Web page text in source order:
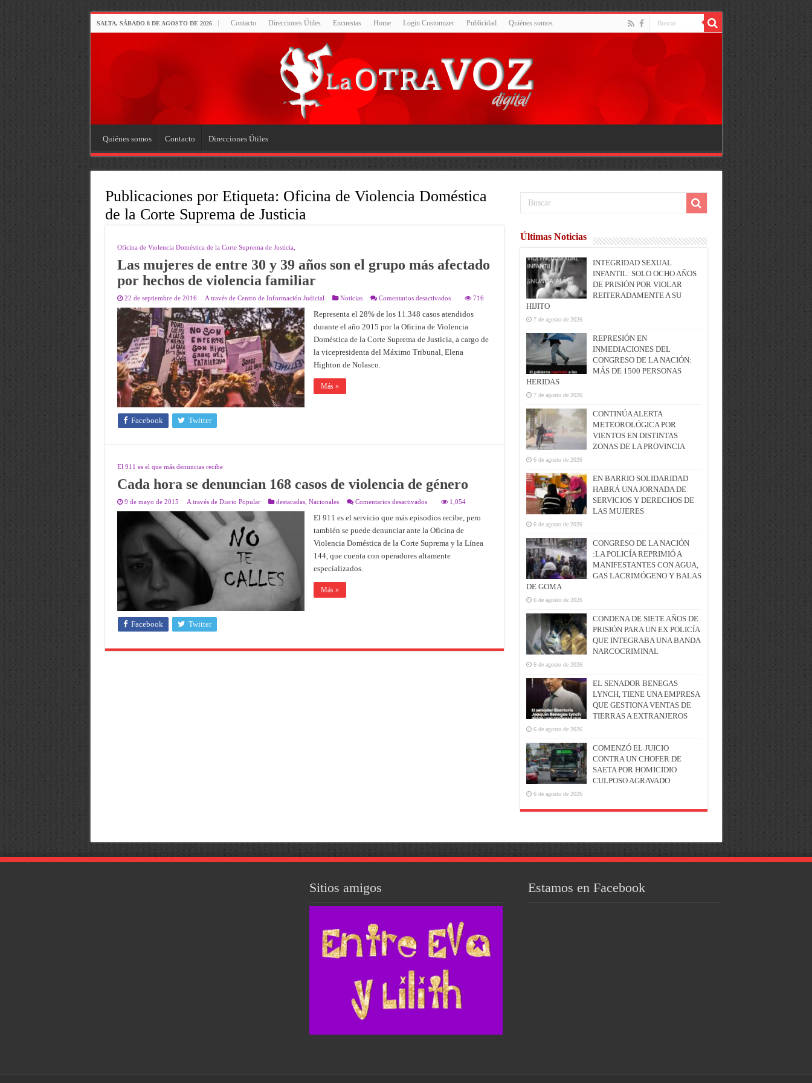
SALTA, SÁBADO 8 DE AGOSTO DE 2026 Contacto Direcciones Útiles Encuestas Home Login Customizer Publicidad Quiénes somos
Quiénes somos Contacto Direcciones Útiles
Publicaciones por Etiqueta: Oficina de Violencia Doméstica
de la Corte Suprema de Justicia
Oficina de Violencia Doméstica de la Corte Suprema de Justicia,
Las mujeres de entre 30 y 39 años son el grupo más afectado
por hechos de violencia familiar
22 de septiembre de 2016 A través de Centro de Información Judicial Noticias Comentarios desactivadosen
mujeres
de
entre
y
39
años
716
Representa el 28% de los 11.348 casos atendidos
durante el año 2015 por la Oficina de Violencia
Doméstica de la Corte Suprema de Justicia, a cargo de
la vicepresidenta del Máximo Tribunal, Elena
Highton de Nolasco.
Más »
Facebook Twitter
El 911 es el que más denuncias recibe
Cada hora se denuncian 168 casos de violencia de género
9 de mayo de 2015 A través de Diario Popular destacadas, Nacionales Comentarios desactivadosen
hora
se
denuncian
casos
violencia
1,054
El 911 es el servicio que más episodios recibe, pero
también se puede denunciar ante la Oficina de
Violencia Doméstica de la Corte Suprema y la Línea
144, que cuenta con operadores altamente
especializados.
Más »
Facebook Twitter
Últimas Noticias
INTEGRIDAD SEXUAL
INFANTIL: SOLO OCHO AÑOS
DE PRISIÓN POR VIOLAR
REITERADAMENTE A SU
HIJITO
7 de agosto de 2026
REPRESIÓN EN
INMEDIACIONES DEL
CONGRESO DE LA NACIÓN:
MÁS DE 1500 PERSONAS
HERIDAS
7 de agosto de 2026
CONTINÚA ALERTA
METEOROLÓGICA POR
VIENTOS EN DISTINTAS
ZONAS DE LA PROVINCIA
6 de agosto de 2026
EN BARRIO SOLIDARIDAD
HABRÁ UNA JORNADA DE
SERVICIOS Y DERECHOS DE
LAS MUJERES
6 de agosto de 2026
CONGRESO DE LA NACIÓN
:LA POLICÍA REPRIMIÓ A
MANIFESTANTES CON AGUA,
GAS LACRIMÓGENO Y BALAS
DE GOMA
6 de agosto de 2026
CONDENA DE SIETE AÑOS DE
PRISIÓN PARA UN EX POLICÍA
QUE INTEGRABA UNA BANDA
NARCOCRIMINAL
6 de agosto de 2026
EL SENADOR BENEGAS
LYNCH, TIENE UNA EMPRESA
QUE GESTIONA VENTAS DE
TIERRAS A EXTRANJEROS
6 de agosto de 2026
COMENZÓ EL JUICIO
CONTRA UN CHOFER DE
SAETA POR HOMICIDIO
CULPOSO AGRAVADO
6 de agosto de 2026
Sitios amigos Estamos en Facebook